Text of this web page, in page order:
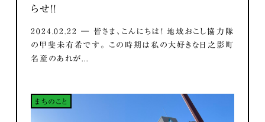
らせ！！
2024.02.22 ― 皆さま、こんにちは！ 地域おこし協力隊
の甲斐未有希です。 この時期は私の大好きな日之影町
名産のあれが...
まちのこと